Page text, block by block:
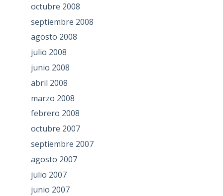
octubre 2008
septiembre 2008
agosto 2008
julio 2008
junio 2008
abril 2008
marzo 2008
febrero 2008
octubre 2007
septiembre 2007
agosto 2007
julio 2007
junio 2007